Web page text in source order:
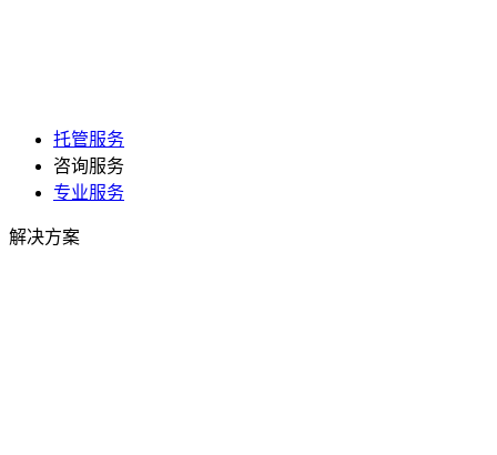
托管服务
咨询服务
专业服务
解决方案